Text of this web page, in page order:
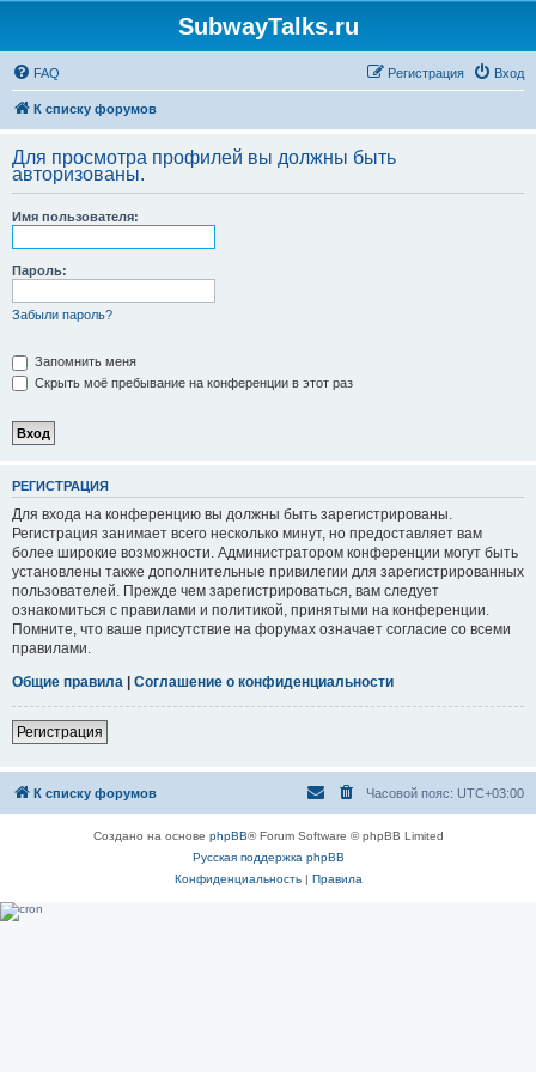
SubwayTalks.ru
FAQ Вход
Регистрация
К списку форумов
Для просмотра профилей вы должны быть
авторизованы.
Имя пользователя:
Пароль:
Забыли пароль?
Запомнить меня
Скрыть моё пребывание на конференции в этот раз
РЕГИСТРАЦИЯ
Для входа на конференцию вы должны быть зарегистрированы.
Регистрация занимает всего несколько минут, но предоставляет вам
более широкие возможности. Администратором конференции могут быть
установлены также дополнительные привилегии для зарегистрированных
пользователей. Прежде чем зарегистрироваться, вам следует
ознакомиться с правилами и политикой, принятыми на конференции.
Помните, что ваше присутствие на форумах означает согласие со всеми
правилами.
Общие правила | Соглашение о конфиденциальности
Регистрация
К списку форумов Часовой пояс: UTC+03:00
Создано на основе phpBB® Forum Software © phpBB Limited
Русская поддержка phpBB
Конфиденциальность| Правила